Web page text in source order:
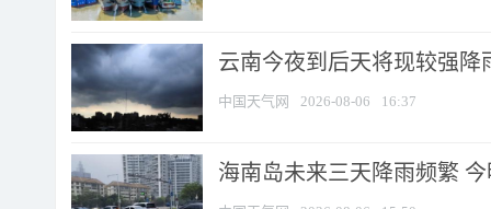
云南今夜到后天将现较强降
中国天气网 2026-08-06 16:37
海南岛未来三天降雨频繁